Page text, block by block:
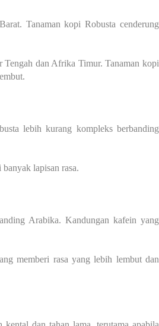
Tanaman kopi Robusta cenderung
dan Afrika Timur. Tanaman kopi
lebih kurang kompleks berbanding
lapisan rasa.
Arabika. Kandungan kafein yang
memberi rasa yang lebih lembut dan